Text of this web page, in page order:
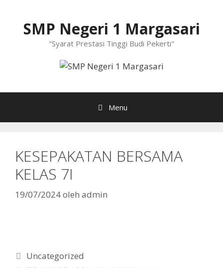
SMP Negeri 1 Margasari
"Syarat Prestasi Tinggi Budi Pekerti"
Menu
KESEPAKATAN BERSAMA
KELAS 7I
19/07/2024oleh admin
Kategori
Uncategorized